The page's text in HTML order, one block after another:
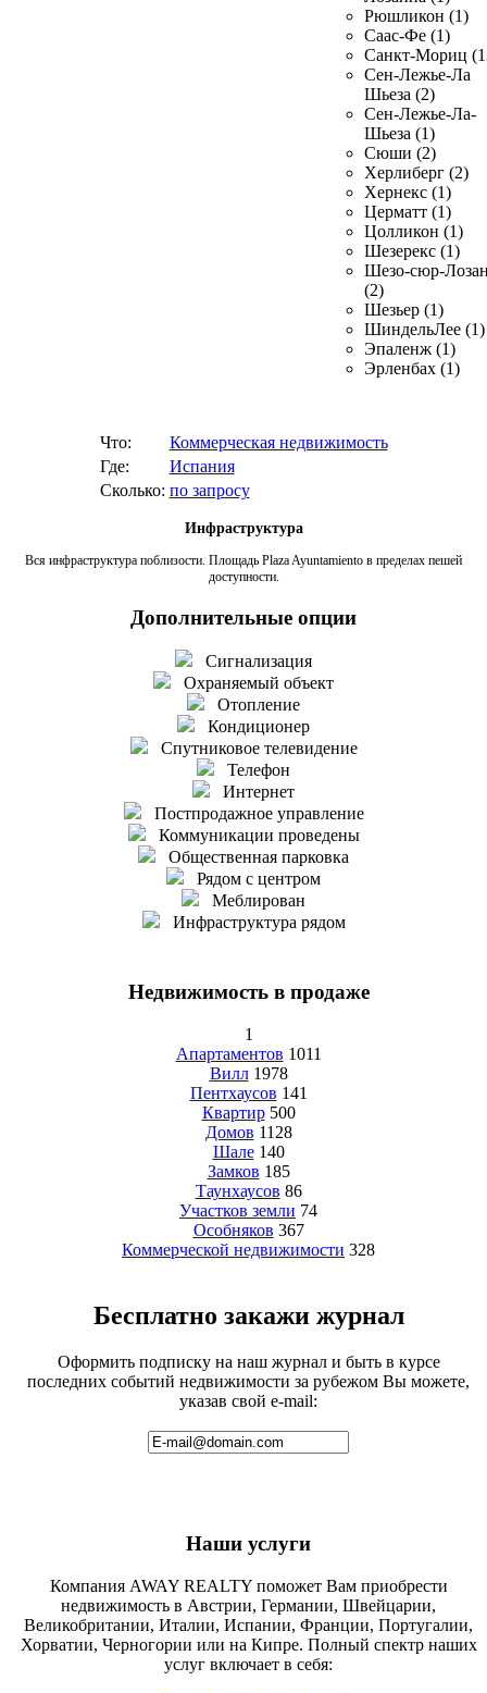
Рюшликон (1)
Саас-Фе (1)
Санкт-Мориц
Сен-Лежье-Ла
Шьеза (2)
Сен-Лежье-Ла-
Шьеза (1)
Сюши (2)
Херлиберг (2)
Хернекс (1)
Церматт (1)
Цолликон (1)
Шезерекс (1)
Шезо-сюр-
(2)
Шезьер (1)
ШиндельЛее (1)
Эпаленж (1)
Эрленбах (1)
Что:
Коммерческая недвижимость
Где:
Испания
Сколько: по запросу
Инфраструктура
Вся инфраструктура поблизости. Площадь Plaza Ayuntamiento в пределах пешей
доступности.
Дополнительные опции
Сигнализация
Охраняемый объект
Отопление
Кондиционер
Спутниковое телевидение
Телефон
Интернет
Постпродажное управление
Коммуникации проведены
Общественная парковка
Рядом с центром
Меблирован
Инфраструктура рядом
Недвижимость в продаже
1
Апартаментов 1011
Вилл 1978
Пентхаусов 141
Квартир 500
Домов 1128
Шале 140
Замков 185
Таунхаусов 86
Участков земли 74
Особняков 367
Коммерческой недвижимости 328
Бесплатно закажи журнал
Оформить подписку на наш журнал и быть в курсе
последних событий недвижимости за рубежом Вы можете,
указав свой e-mail:
Наши услуги
Компания AWAY REALTY поможет Вам приобрести
недвижимость в Австрии, Германии, Швейцарии,
Великобритании, Италии, Испании, Франции, Португалии,
Хорватии, Черногории или на Кипре. Полный спектр наших
услуг включает в себя: